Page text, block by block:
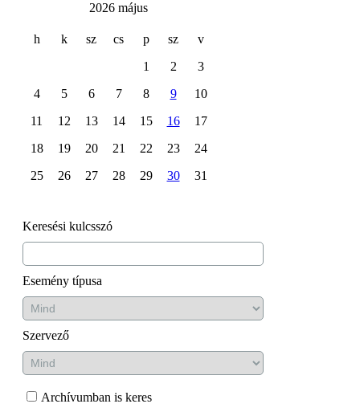
2026 május
h k sz cs p sz
v
1
2
3
4
5 6 7 8 9
10
11
12 13 14 15 16
17
18
19 20 21 22 23
24
25
26 27 28 29 30 31
Keresési kulcsszó
Esemény típusa
Szervező
Archívumban is keres